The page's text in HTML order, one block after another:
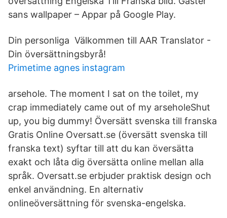
sans wallpaper – Appar på Google Play.
Din personliga Välkommen till AAR Translator -
Din översättningsbyrå!
Primetime agnes instagram
arsehole. The moment I sat on the toilet, my
crap immediately came out of my arseholeShut
up, you big dummy! Översätt svenska till franska
Gratis Online Oversatt.se (översätt svenska till
franska text) syftar till att du kan översätta
exakt och låta dig översätta online mellan alla
språk. Oversatt.se erbjuder praktisk design och
enkel användning. En alternativ
onlineöversättning för svenska-engelska.